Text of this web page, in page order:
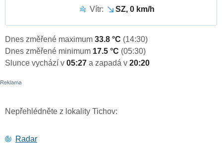
Vítr:
SZ, 0 km/h
Dnes změřené maximum 33.8 °C (14:30)
Dnes změřené minimum 17.5 °C (05:30)
Slunce vychází v 05:27 a zapadá v 20:20
Nepřehlédněte z lokality Tichov:
Radar